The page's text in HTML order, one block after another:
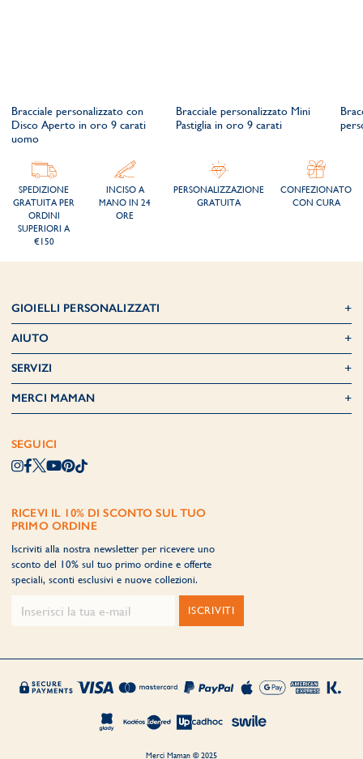
Bracciale personalizzato con
Disco Aperto in oro 9 carati
uomo
Bracciale personalizzato Mini
Pastiglia in oro 9 carati
SPEDIZIONE
GRATUITA PER
ORDINI
SUPERIORI A
€150
INCISO A
MANO IN 24
ORE
PERSONALIZZAZIONE
GRATUITA
CONFEZIONATO
CON CURA
GIOIELLI PERSONALIZZATI
AIUTO
SERVIZI
MERCI MAMAN
SEGUICI
RICEVI IL 10% DI SCONTO SUL TUO
PRIMO ORDINE
Iscriviti alla nostra newsletter per ricevere uno
sconto del 10% sul tuo primo ordine e offerte
speciali, sconti esclusivi e nuove collezioni.
ISCRIVITI
Merci Maman © 2025